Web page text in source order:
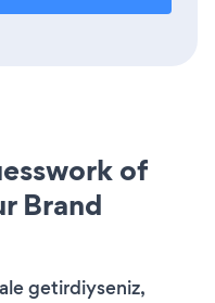
of
Brand
getirdiyseniz,